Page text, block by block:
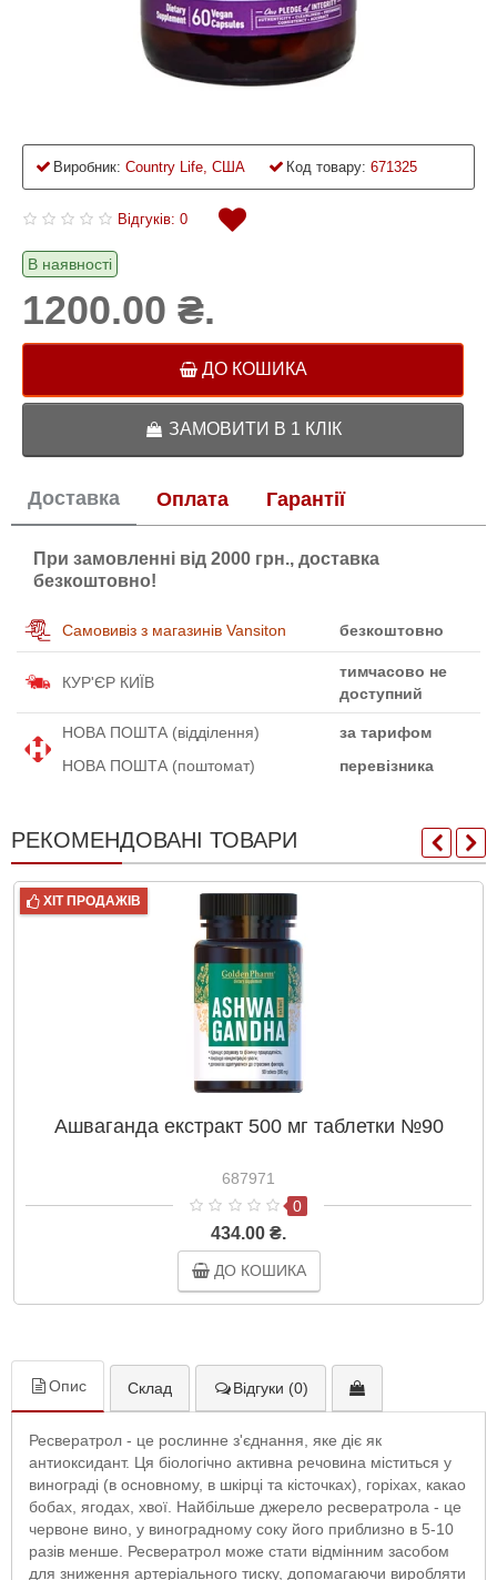
Виробник: Country Life, США Код товару: 671325
Відгуків: 0
В наявності
1200.00 ₴.
ДО КОШИКА
ЗАМОВИТИ В 1 КЛІК
Доставка Оплата Гарантії
При замовленні від 2000 грн., доставка
безкоштовно!
Самовивіз з магазинів Vansiton безкоштовно
КУР'ЄР КИЇВ
тимчасово не
доступний
НОВА ПОШТА (відділення)
за тарифом
НОВА ПОШТА (поштомат)
перевізника
РЕКОМЕНДОВАНІ ТОВАРИ
ХІТ ПРОДАЖІВ
Ашваганда екстракт 500 мг таблетки №90
687971
0
434.00 ₴.
ДО КОШИКА
Опис Склад Відгуки (0)
Ресвератрол - це рослинне з'єднання, яке діє як
антиоксидант. Ця біологічно активна речовина міститься у
винограді (в основному, в шкірці та кісточках), горіхах, какао
бобах, ягодах, хвої. Найбільше джерело ресвератрола - це
червоне вино, у виноградному соку його приблизно в 5-10
разів менше. Ресвератрол може стати відмінним засобом
для зниження артеріального тиску, допомагаючи виробляти